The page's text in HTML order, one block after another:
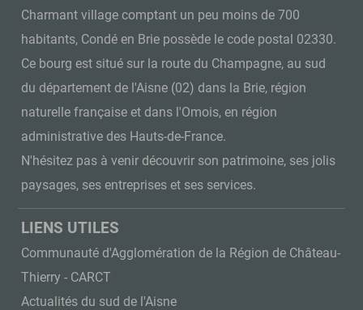
Charmant village comptant un peu moins de 700
habitants, Condé en Brie possède le code postal 02330.
Ce bourg est situé sur la route du Champagne, au sud
du département de l'Aisne (02) dans la Brie, région
naturelle française et dans l'Omois, en région
administrative des Hauts-de-France.
N'hésitez pas à venir découvrir son patrimoine, ses jolis
paysages, ses entreprises et ses services.
LIENS UTILES
Communauté d'Agglomération de la Région de Château-
Thierry - CARCT
Actualités du sud de l'Aisne